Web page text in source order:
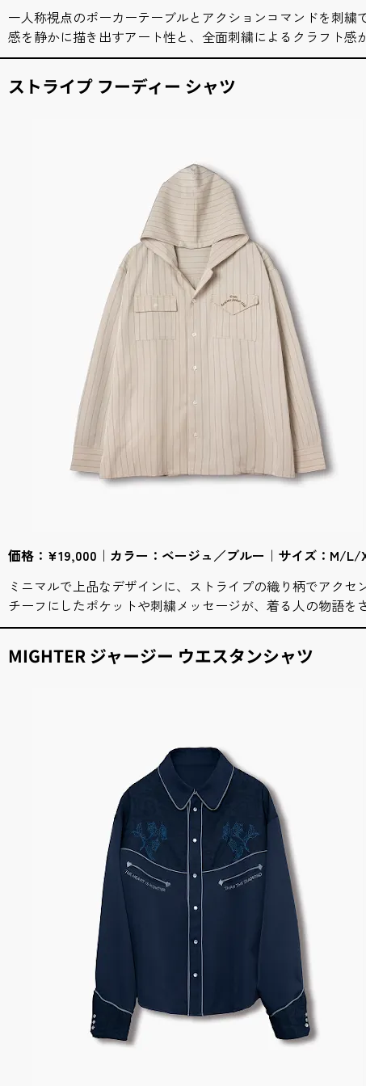
一人称視点のポーカーテーブルとアクションコマンドを刺
感を静かに描き出すアート性と、全面刺繍によるクラフト感
ストライプ フーディー シャツ
価格：¥19,000｜カラー：ベージュ／ブルー｜サイズ：M/L/
ミニマルで上品なデザインに、ストライプの織り柄でアク
チーフにしたポケットや刺繍メッセージが、着る人の物語を
MIGHTER ジャージー ウエスタンシャツ